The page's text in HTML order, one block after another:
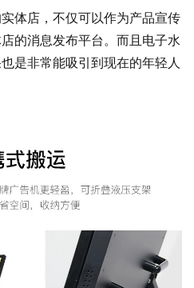
体店，不仅可以作为产品宣传
的消息发布平台。而且电子水
是非常能吸引到现在的年轻人